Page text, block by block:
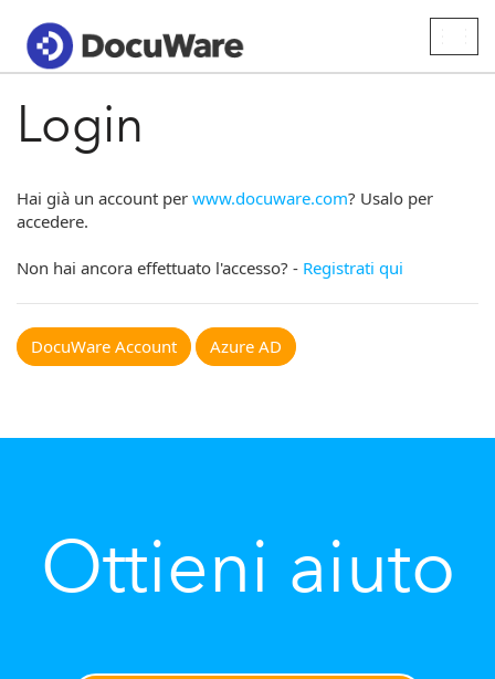
Login
Hai già un account per www.docuware.com? Usalo per
accedere.
Non hai ancora effettuato l'accesso? - Registrati qui
DocuWare Account Azure AD
Ottieni aiuto